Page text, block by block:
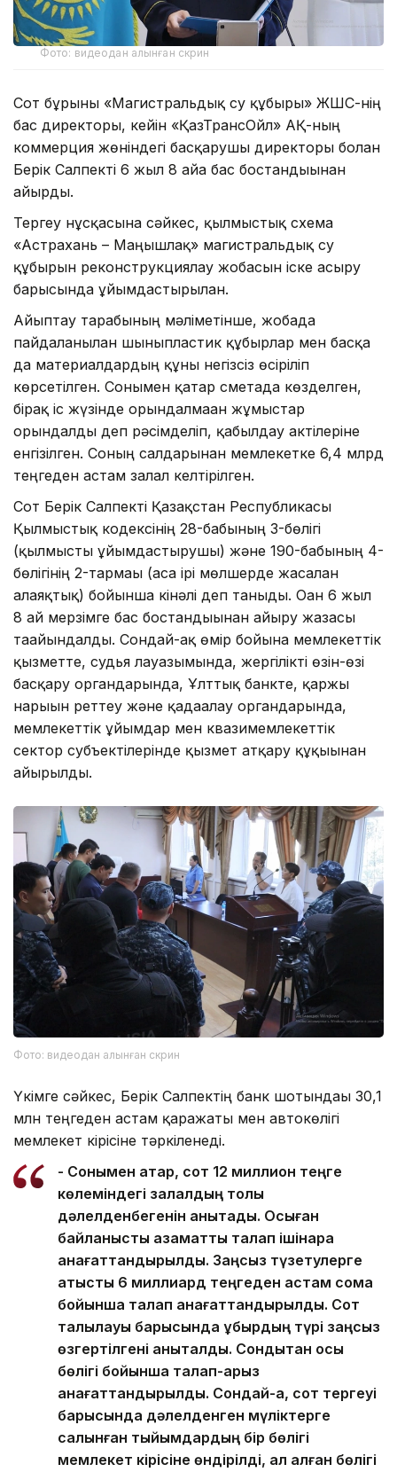
Фото: видеодан алынған скрин
Сот бұрынғы «Магистральдық су құбыры» ЖШС-нің
бас директоры, кейін «ҚазТрансОйл» АҚ-ның
коммерция жөніндегі басқарушы директоры болған
Берік Салпекті 6 жыл 8 айға бас бостандығынан
айырды.
Тергеу нұсқасына сәйкес, қылмыстық схема
«Астрахань – Маңғышлақ» магистральдық су
құбырын реконструкциялау жобасын іске асыру
барысында ұйымдастырылған.
Айыптау тарабының мәліметінше, жобада
пайдаланылған шыныпластик құбырлар мен басқа
да материалдардың құны негізсіз өсіріліп
көрсетілген. Сонымен қатар сметада көзделген,
бірақ іс жүзінде орындалмаған жұмыстар
орындалды деп рәсімделіп, қабылдау актілеріне
енгізілген. Соның салдарынан мемлекетке 6,4 млрд
теңгеден астам залал келтірілген.
Сот Берік Салпекті Қазақстан Республикасы
Қылмыстық кодексінің 28-бабының 3-бөлігі
(қылмысты ұйымдастырушы) және 190-бабының 4-
бөлігінің 2-тармағы (аса ірі мөлшерде жасалған
алаяқтық) бойынша кінәлі деп таныды. Оған 6 жыл
8 ай мерзімге бас бостандығынан айыру жазасы
тағайындалды. Сондай-ақ өмір бойына мемлекеттік
қызметте, судья лауазымында, жергілікті өзін-өзі
басқару органдарында, Ұлттық банкте, қаржы
нарығын реттеу және қадағалау органдарында,
мемлекеттік ұйымдар мен квазимемлекеттік
сектор субъектілерінде қызмет атқару құқығынан
айырылды.
Фото: видеодан алынған скрин
Үкімге сәйкес, Берік Салпектің банк шотындағы 30,1
млн теңгеден астам қаражаты мен автокөлігі
мемлекет кірісіне тәркіленеді.
- Сонымен қатар, сот 12 миллион теңге
көлеміндегі залалдың толық
дәлелденбегенін анықтады. Осыған
байланысты азаматтық талап ішінара
қанағаттандырылды. Заңсыз түзетулерге
қатысты 6 миллиард теңгеден астам сома
бойынша талап қанағаттандырылды. Сот
талқылауы барысында құбырдың түрі заңсыз
өзгертілгені анықталды. Сондықтан осы
бөлігі бойынша талап-арыз
қанағаттандырылды. Сондай-ақ, сот тергеуі
барысында дәлелденген мүліктерге
салынған тыйымдардың бір бөлігі
мемлекет кірісіне өндірілді, ал қалған бөлігі